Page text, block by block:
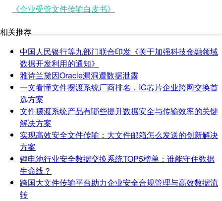
《企业受管文件传输白皮书》
相关推荐
中国人民银行等九部门联合印发《关于加强科技金融领域
数据开发利用的通知》
雅诗兰黛因Oracle漏洞遭数据泄露
一文看懂文件摆渡系统厂商排名，IC芯片企业跨网交换首
选方案
文件摆渡系统产品有哪些提升数据安全与传输效率的关键
解决方案
实现高效安全文件传输：大文件邮箱怎么发送的创新解决
方案
锂电池行业安全数据交换系统TOP5榜单：谁能守住数据
生命线？
跨国大文件传输平台助力企业安全合规管理与高效数据流
转